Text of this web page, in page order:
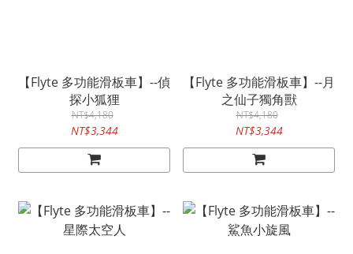
【Flyte 多功能滑板車】--偵
探小狐狸
NT$4,180
NT$3,344
【Flyte 多功能滑板車】--月
之仙子獨角獸
NT$4,180
NT$3,344